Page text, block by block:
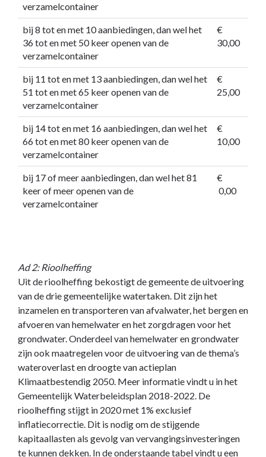
verzamelcontainer
bij 8 tot en met 10 aanbiedingen, dan wel het
36 tot en met 50 keer openen van de
verzamelcontainer
€
30,00
bij 11 tot en met 13 aanbiedingen, dan wel het
51 tot en met 65 keer openen van de
verzamelcontainer
€
25,00
bij 14 tot en met 16 aanbiedingen, dan wel het
66 tot en met 80 keer openen van de
verzamelcontainer
€
10,00
bij 17 of meer aanbiedingen, dan wel het 81
keer of meer openen van de
verzamelcontainer
€
0,00
Ad 2: Rioolheffing
Uit de rioolheffing bekostigt de gemeente de uitvoering
van de drie gemeentelijke watertaken. Dit zijn het
inzamelen en transporteren van afvalwater, het bergen en
afvoeren van hemelwater en het zorgdragen voor het
grondwater. Onderdeel van hemelwater en grondwater
zijn ook maatregelen voor de uitvoering van de thema’s
wateroverlast en droogte van actieplan
Klimaatbestendig 2050. Meer informatie vindt u in het
Gemeentelijk Waterbeleidsplan 2018-2022. De
rioolheffing stijgt in 2020 met 1% exclusief
inflatiecorrectie. Dit is nodig om de stijgende
kapitaallasten als gevolg van vervangingsinvesteringen
te kunnen dekken. In de onderstaande tabel vindt u een